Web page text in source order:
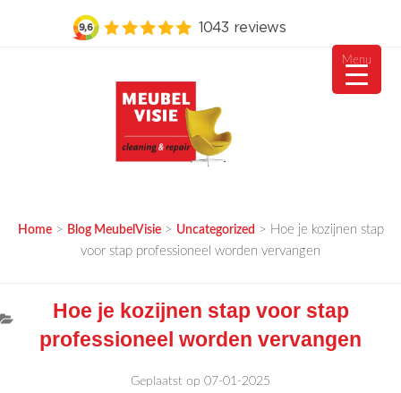
Home> Blog MeubelVisie> Uncategorized > Hoe je kozijnen stap
voor stap professioneel worden vervangen
Hoe je kozijnen stap voor stap
professioneel worden vervangen
Geplaatst op 07-01-2025
Menu